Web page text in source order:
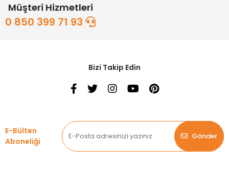
Müşteri Hizmetleri
0 850 399 71 93
Bizi Takip Edin
E-Bülten
Aboneliği
Gönder